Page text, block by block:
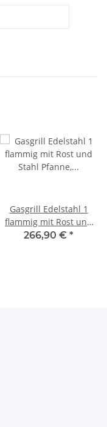
Gasgrill Edelstahl 1
flammig mit Rost und
Stahl Pfanne, 34 x 27 x
266,90 € *